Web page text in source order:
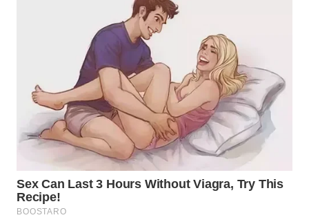
WN
BOGOR
DEPOK
WN